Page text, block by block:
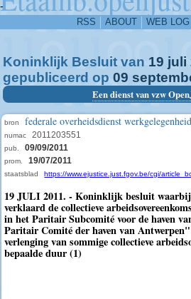
-
RSS ABOUT WEB LOG
Koninklijk Besluit van 19 juli
gepubliceerd op 09
Een dienst van vzw
bron federale overheidsdienst
numac 2011203551
pub. 09/09/2011
prom. 19/07/2011
staatsblad https://www.ejustice.just.fgov.be/cgi/
19 JULI 2011. - Koninklijk besluit waarbij
verklaard de collectieve
in het Paritair Subcomité voor de haven
Paritair Comité der haven van
verlenging van sommige collectieve
bepaalde duur (1)